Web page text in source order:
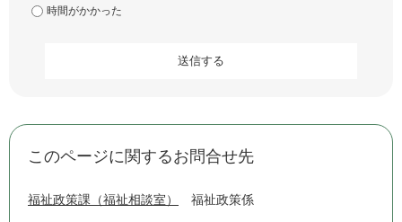
時間がかかった
このページに関するお問合せ先
福祉政策課（福祉相談室） 福祉政策係